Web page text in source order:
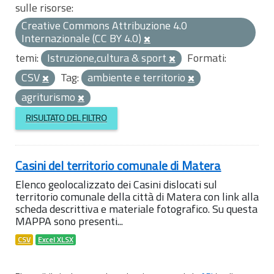
sulle risorse:
Creative Commons Attribuzione 4.0
Internazionale (CC BY 4.0)
temi: Istruzione,cultura & sport
Formati:
CSV
Tag: ambiente e territorio
agriturismo
RISULTATO DEL FILTRO
Casini del territorio comunale di Matera
Elenco geolocalizzato dei Casini dislocati sul
territorio comunale della città di Matera con link alla
scheda descrittiva e materiale fotografico. Su questa
MAPPA sono presenti...
CSV Excel XLSX